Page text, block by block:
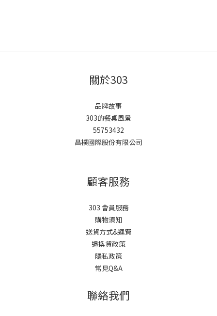
關於303
品牌故事
303的餐桌風景
55753432
昌樸國際股份有限公司
顧客服務
303 會員服務
購物須知
送貨方式&運費
退換貨政策
隱私政策
常見Q&A
聯絡我們